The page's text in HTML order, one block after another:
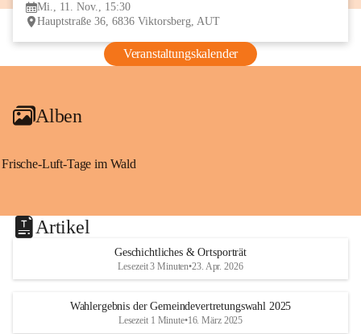
Mi., 11. Nov., 15:30
Hauptstraße 36, 6836 Viktorsberg, AUT
Veranstaltungskalender
Alben
Frische-Luft-Tage im Wald
Artikel
Geschichtliches & Ortsporträt
Lesezeit 3 Minuten•23. Apr. 2026
Wahlergebnis der Gemeindevertretungswahl 2025
Lesezeit 1 Minute•16. März 2025